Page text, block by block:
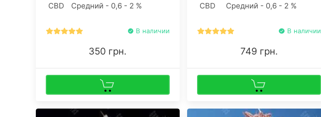
готового продукта.
CBD Средний - 0,6 - 2 %
В наличии
350 грн.
лимона.
CBD Средний - 0,6 - 2 %
В наличии
749 грн.